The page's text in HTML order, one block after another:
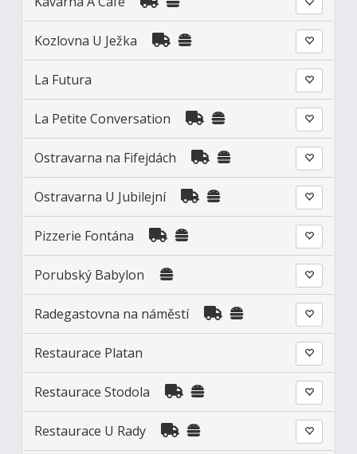
Kozlovna U Ježka
La Futura
La Petite Conversation
Ostravarna na Fifejdách
Ostravarna U Jubilejní
Pizzerie Fontána
Porubský Babylon
Radegastovna na náměstí
Restaurace Platan
Restaurace Stodola
Restaurace U Rady